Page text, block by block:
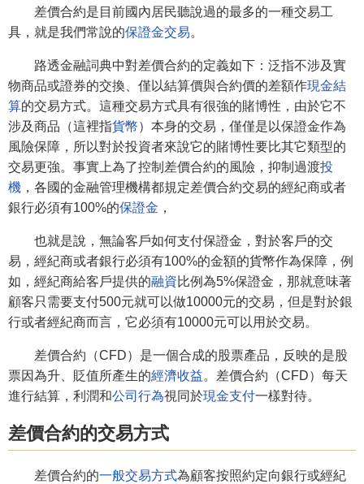
差價合約是目前國內居民聽說過的最多的一種交易工
具，就是我們常說的保證金交易。
路透金融詞典中對差價合約的定義如下：泛指不涉及實
物商品或證券的交換、僅以結算價與合約價的差額作現金結
算的交易方式。這種交易方式具有很強的賭博性，由於它不
涉及商品（這裡指貨幣）本身的交易，僅僅是以保證金作為
風險保障，所以對於投資者來說它的賭博性要比其它類型的
交易更強。事實上為了控制差價合約的風險，抑制過渡投
機 ，各國的金融管理機構都規定差價合約交易的經紀商或者
銀行必須有100%的保證金 ，
也就是說，無論客戶如何支付保證金，對於客戶的交
易，經紀商或者銀行必須有100%的金額的貨幣作為保障，例
如，經紀商給客戶提供的融資比例為5%保證金，那就意味著
顧客只需要支付500元就可以做10000元的交易，但是對於銀
行或者經紀商而言，它必須有10000元可以用於交易。
差價合約（CFD）是一個合成的股票產品，反映的是股
票因為升、貶值所產生的經濟收益。差價合約（CFD）每天
進行結算，利潤和公司行為視同於現金支付一樣對待。
差價合約的交易方式
差價合約的一般交易方式為顧客按照約定向銀行或經紀